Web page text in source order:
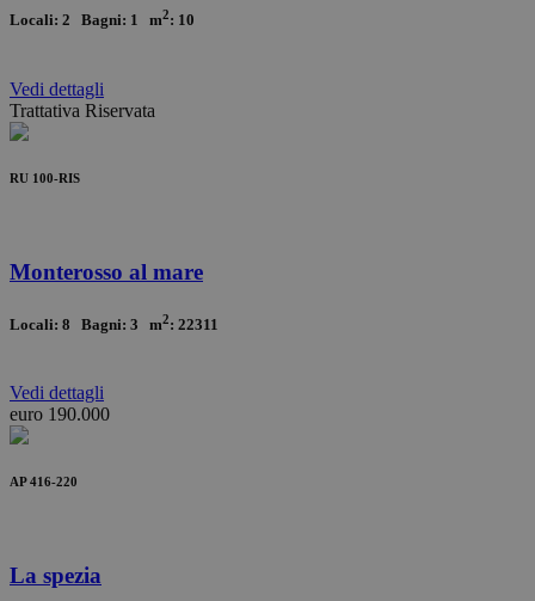
Locali: 2 Bagni: 1 m2: 10
Vedi dettagli
Trattativa Riservata
RU 100-RIS
Monterosso al mare
Locali: 8 Bagni: 3 m2: 22311
Vedi dettagli
euro 190.000
AP 416-220
La spezia